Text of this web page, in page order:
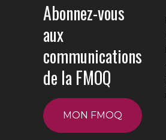
Abonnez-vous
aux
communications
de la FMOQ
MON FMOQ